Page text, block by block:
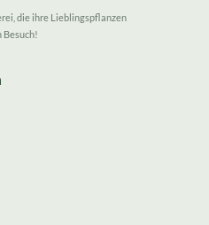
die ihre Lieblingspflanzen
Besuch!